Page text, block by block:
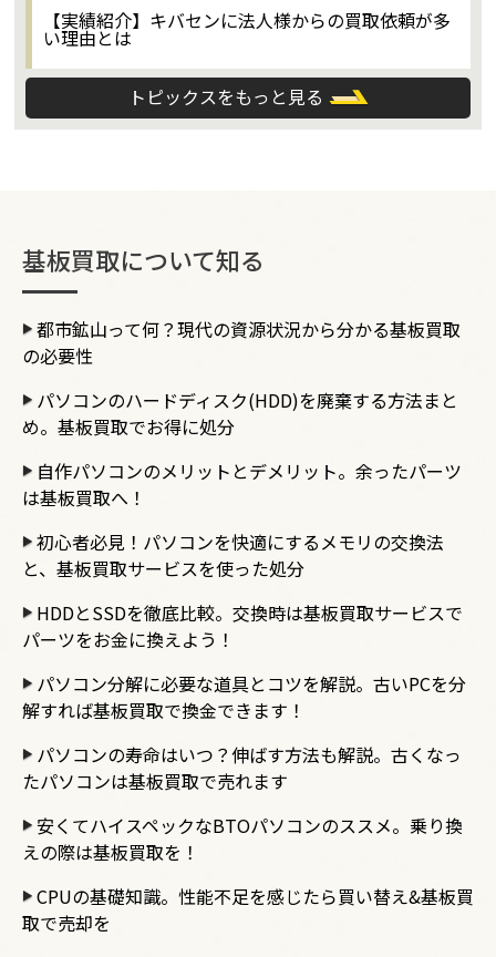
【実績紹介】キバセンに法人様からの買取依頼が多
い理由とは
トピックスをもっと見る
基板買取について知る
都市鉱山って何？現代の資源状況から分かる基板買取
の必要性
パソコンのハードディスク(HDD)を廃棄する方法まと
め。基板買取でお得に処分
自作パソコンのメリットとデメリット。余ったパーツ
は基板買取へ！
初心者必見！パソコンを快適にするメモリの交換法
と、基板買取サービスを使った処分
HDDとSSDを徹底比較。交換時は基板買取サービスで
パーツをお金に換えよう！
パソコン分解に必要な道具とコツを解説。古いPCを分
解すれば基板買取で換金できます！
パソコンの寿命はいつ？伸ばす方法も解説。古くなっ
たパソコンは基板買取で売れます
安くてハイスペックなBTOパソコンのススメ。乗り換
えの際は基板買取を！
CPUの基礎知識。性能不足を感じたら買い替え&基板買
取で売却を